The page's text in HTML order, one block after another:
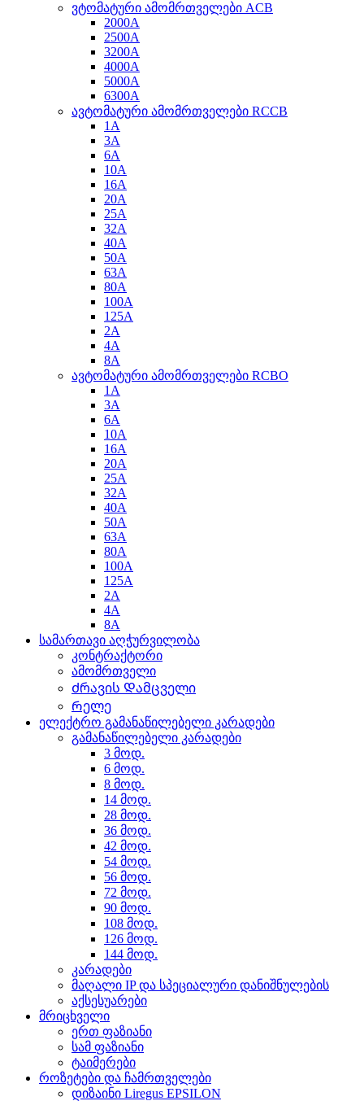
ვტომატური ამომრთველები ACB
2000A
2500A
3200A
4000A
5000A
6300A
ავტომატური ამომრთველები RCCB
1A
3A
6A
10A
16A
20A
25A
32A
40A
50A
63A
80A
100A
125A
2A
4A
8A
ავტომატური ამომრთველები RCBO
1A
3A
6A
10A
16A
20A
25A
32A
40A
50A
63A
80A
100A
125A
2A
4A
8A
სამართავი აღჭურვილობა
კონტრაქტორი
ამომრთველი
Ძრავის Დამცველი
Რელე
ელექტრო გამანაწილებელი კარადები
გამანაწილებელი კარადები
3 მოდ.
6 მოდ.
8 მოდ.
14 მოდ.
28 მოდ.
36 მოდ.
42 მოდ.
54 მოდ.
56 მოდ.
72 მოდ.
90 მოდ.
108 მოდ.
126 მოდ.
144 მოდ.
კარადები
მაღალი IP და სპეციალური დანიშნულების
აქსესუარები
მრიცხველი
ერთ ფაზიანი
სამ ფაზიანი
ტაიმერები
როზეტები და ჩამრთველები
დიზაინი Liregus EPSILON